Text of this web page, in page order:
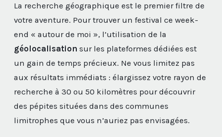
La recherche géographique est le premier filtre de
votre aventure. Pour trouver un festival ce week-
end « autour de moi », l’utilisation de la
géolocalisation sur les plateformes dédiées est
un gain de temps précieux. Ne vous limitez pas
aux résultats immédiats : élargissez votre rayon de
recherche à 30 ou 50 kilomètres pour découvrir
des pépites situées dans des communes
limitrophes que vous n’auriez pas envisagées.